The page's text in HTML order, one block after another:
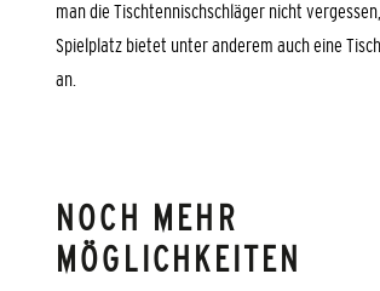
man die Tischtennischschläger nicht
Spielplatz bietet unter anderem auch eine
an.
NOCH MEHR
MÖGLICHKEITEN